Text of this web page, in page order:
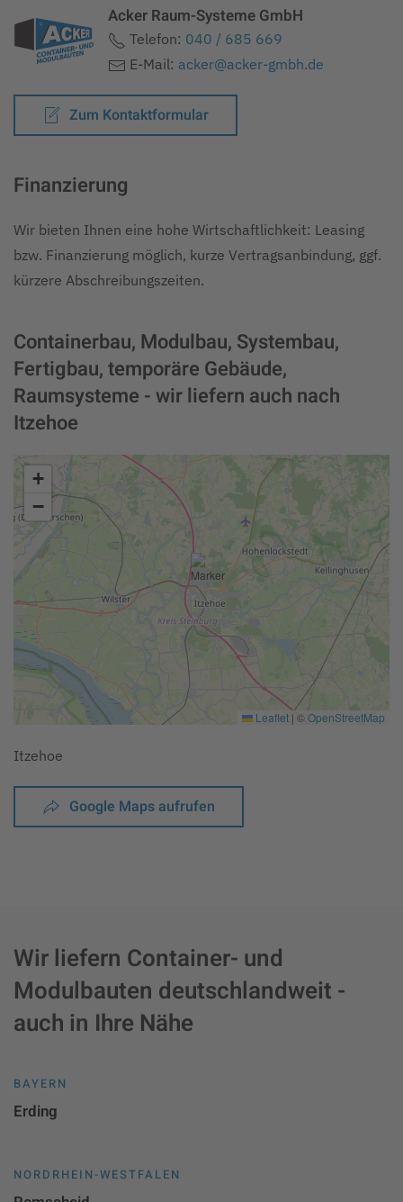
Acker Raum-Systeme GmbH
Telefon: 040 / 685 669
E-Mail: acker@acker-gmbh.de
Zum Kontaktformular
Finanzierung
Wir bieten Ihnen eine hohe Wirtschaftlichkeit: Leasing
bzw. Finanzierung möglich, kurze Vertragsanbindung, ggf.
kürzere Abschreibungszeiten.
Containerbau, Modulbau, Systembau,
Fertigbau, temporäre Gebäude,
Raumsysteme - wir liefern auch nach
Itzehoe
+
−
Leaflet | ©OpenStreetMap
Itzehoe
Google Maps aufrufen
Wir liefern Container- und
Modulbauten deutschlandweit -
auch in Ihre Nähe
BAYERN
Erding
NORDRHEIN-WESTFALEN